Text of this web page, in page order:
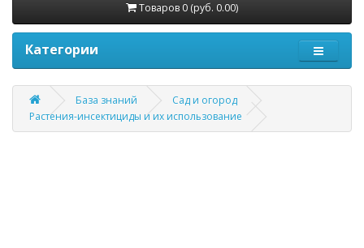
Товаров 0 (руб. 0.00)
Категории
База знаний
Сад и огород
Растения-инсектициды и их использование